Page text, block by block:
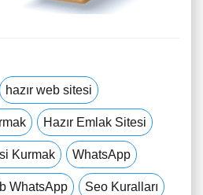
hazır web sitesi
Hazır Emlak Sitesi
Kurmak WhatsApp
WhatsApp Seo Kuralları